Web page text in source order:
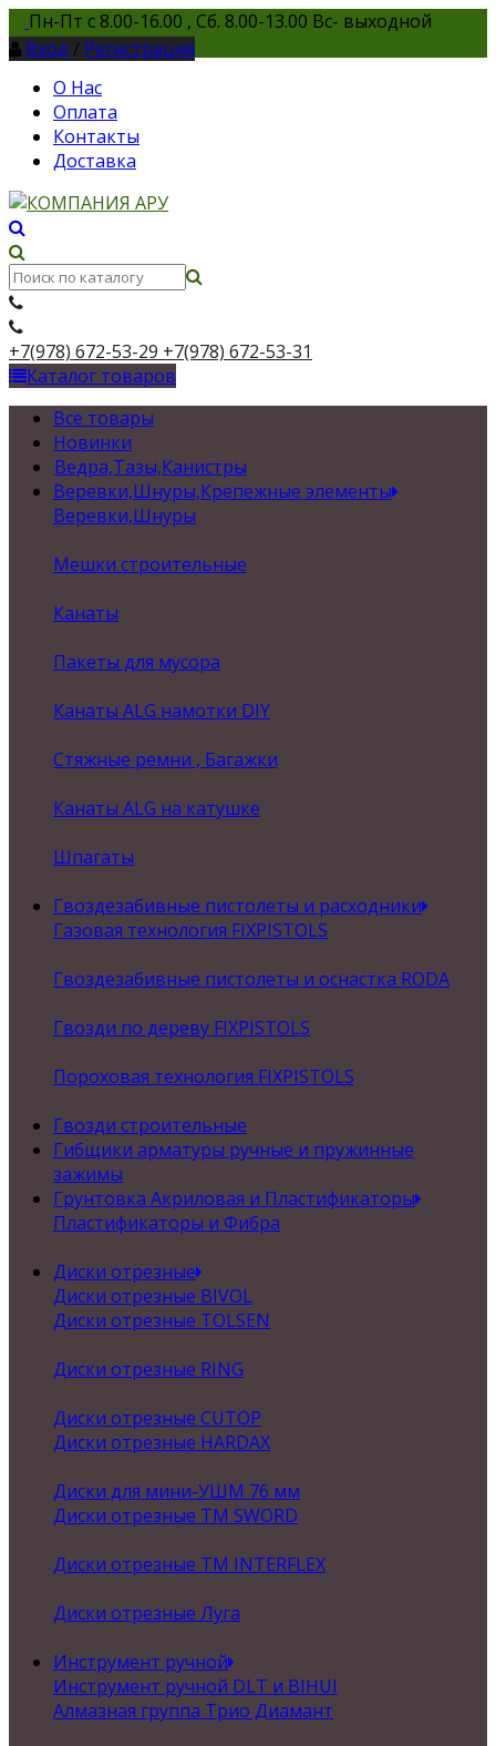
Пн-Пт с 8.00-16.00 , Сб. 8.00-13.00 Вс- выходной
Вход / Регистрация
О Нас
Оплата
Контакты
Доставка
+7(978) 672-53-29 +7(978) 672-53-31
Каталог товаров
Все товары
Новинки
Ведра,Тазы,Канистры
Веревки,Шнуры,Крепежные элементы
Веревки,Шнуры
Мешки строительные
Канаты
Пакеты для мусора
Канаты ALG намотки DIY
Стяжные ремни , Багажки
Канаты ALG на катушке
Шпагаты
Гвоздезабивные пистолеты и расходники
Газовая технология FIXPISTOLS
Гвоздезабивные пистолеты и оснастка RODA
Гвозди по дереву FIXPISTOLS
Пороховая технология FIXPISTOLS
Гвозди строительные
Гибщики арматуры ручные и пружинные
зажимы
Грунтовка Акриловая и Пластификаторы
Пластификаторы и Фибра
Диски отрезные
Диски отрезные BIVOL
Диски отрезные TOLSEN
Диски отрезные RING
Диски отрезные CUTOP
Диски отрезные HARDAX
Диски для мини-УШМ 76 мм
Диски отрезные ТМ SWORD
Диски отрезные ТМ INTERFLEX
Диски отрезные Луга
Инструмент ручной
Инструмент ручной DLT и BIHUI
Алмазная группа Трио Диамант